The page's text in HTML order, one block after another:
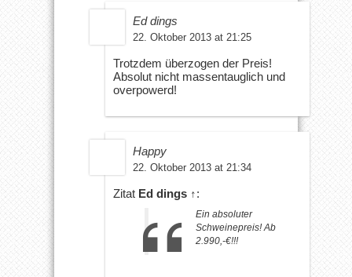
Ed dings
22. Oktober 2013 at 21:25
Trotzdem überzogen der Preis!
Absolut nicht massentauglich und
overpowerd!
Happy
22. Oktober 2013 at 21:34
Zitat Ed dings ↑:
Ein absoluter
Schweinepreis! Ab
2.990,-€!!!